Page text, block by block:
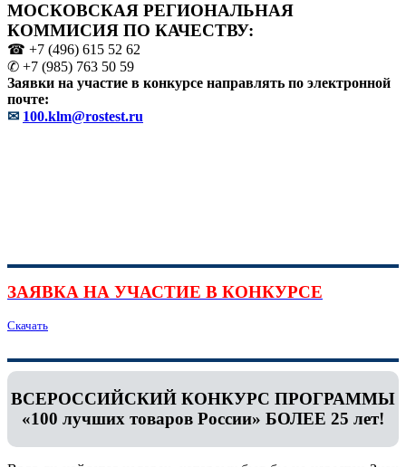
МОСКОВСКАЯ РЕГИОНАЛЬНАЯ
КОММИСИЯ ПО КАЧЕСТВУ:
☎ +7 (496) 615 52 62
✆ +7 (985) 763 50 59
Заявки на участие в конкурсе направлять по электронной
почте:
✉ 100.klm@rostest.ru
ЗАЯВКА НА УЧАСТИЕ В КОНКУРСЕ
Скачать
ВСЕРОССИЙСКИЙ КОНКУРС ПРОГРАММЫ
«100 лучших товаров России» БОЛЕЕ 25 лет!